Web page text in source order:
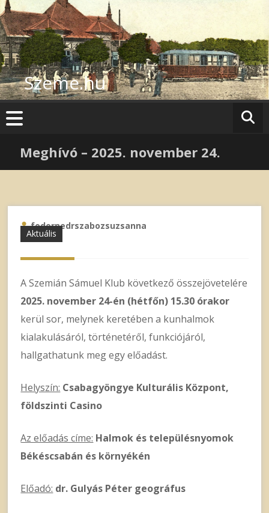
Skip
to
content
Szeme.hu
Meghívó – 2025. november 24.
Aktuális
fodornedrszabozsuzsanna
A Szemián Sámuel Klub következő összejövetelére
2025. november 24-én (hétfőn) 15.30 órakor
kerül sor, melynek keretében a kunhalmok
kialakulásáról, történetéről, funkciójáról,
hallgathatunk meg egy előadást.
Helyszín: Csabagyöngye Kulturális Központ,
földszinti Casino
Az előadás címe: Halmok és településnyomok
Békéscsabán és környékén
Előadó: dr. Gulyás Péter geográfus